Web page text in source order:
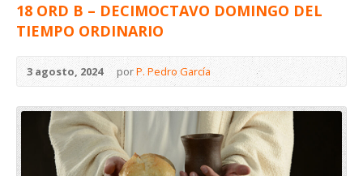
18 ORD B – DECIMOCTAVO DOMINGO DEL
TIEMPO ORDINARIO
3 agosto, 2024 porP. Pedro García